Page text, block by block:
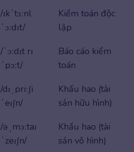
/ɪkˈtɜːnl
ˈɔːdɪt/
Kiểm toán độc
lập
/ˈɔːdɪt rɪ
ˈpɔːt/
Báo cáo kiểm
toán
/dɪˌpriːʃi
ˈeɪʃn/
Khấu hao (tài
sản hữu hình)
/əˌmɔːtaɪ
ˈzeɪʃn/
Khấu hao (tài
sản vô hình)